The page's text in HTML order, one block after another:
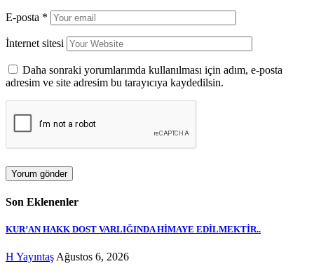
E-posta *
İnternet sitesi
Daha sonraki yorumlarımda kullanılması için adım, e-posta
adresim ve site adresim bu tarayıcıya kaydedilsin.
Son Eklenenler
KUR’AN HAKK DOST VARLIĞINDA HİMAYE EDİLMEKTİR..
H Yayıntaş Ağustos 6, 2026